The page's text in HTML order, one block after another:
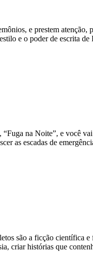
e prestem atenção,
e o poder de escrita
na Noite”, e você
as escadas de
são a ficção científica
criar histórias que